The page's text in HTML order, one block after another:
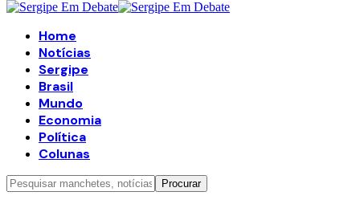
Home
Notícias
Sergipe
Brasil
Mundo
Economia
Política
Colunas